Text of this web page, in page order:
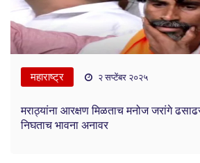
महाराष्ट्र २ सप्टेंबर २०२५
मराठ्यांना आरक्षण मिळताच मनोज जरांगे
निघताच भावना अनावर